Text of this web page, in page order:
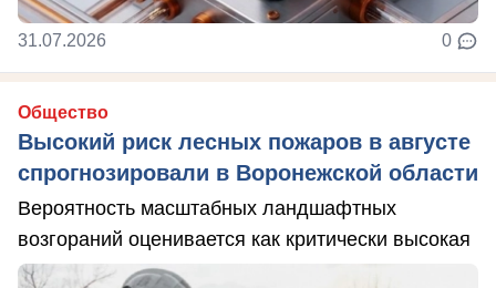
31.07.2026 0
Общество
Высокий риск лесных пожаров в августе
спрогнозировали в Воронежской области
Вероятность масштабных ландшафтных
возгораний оценивается как критически высокая